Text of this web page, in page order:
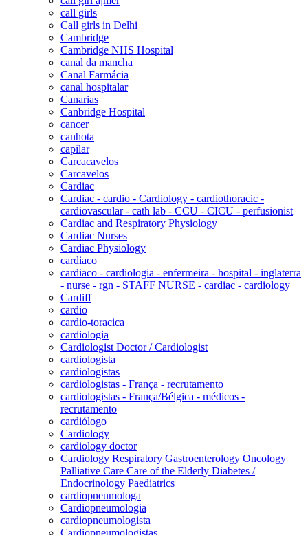
call girls
Call girls in Delhi
Cambridge
Cambridge NHS Hospital
canal da mancha
Canal Farmácia
canal hospitalar
Canarias
Canbridge Hospital
cancer
canhota
capilar
Carcacavelos
Carcavelos
Cardiac
Cardiac - cardio - Cardiology - cardiothoracic -
cardiovascular - cath lab - CCU - CICU - perfusionist
Cardiac and Respiratory Physiology
Cardiac Nurses
Cardiac Physiology
cardiaco
cardiaco - cardiologia - enfermeira - hospital - inglaterra
- nurse - rgn - STAFF NURSE - cardiac - cardiology
Cardiff
cardio
cardio-toracica
cardiologia
Cardiologist Doctor / Cardiologist
cardiologista
cardiologistas
cardiologistas - França - recrutamento
cardiologistas - França/Bélgica - médicos -
recrutamento
cardiólogo
Cardiology
cardiology doctor
Cardiology Respiratory Gastroenterology Oncology
Palliative Care Care of the Elderly Diabetes /
Endocrinology Paediatrics
cardiopneumologa
Cardiopneumologia
cardiopneumologista
Cardiopneumologistas